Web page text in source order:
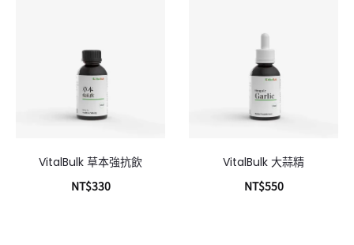
VitalBulk 草本強抗飲
NT$330
VitalBulk 大蒜精
NT$550